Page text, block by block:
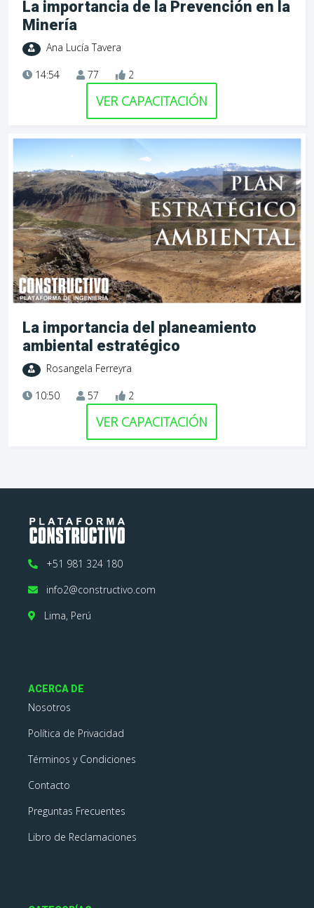
La importancia de la Prevención en la
Minería
Ana Lucía Tavera
14:54 77 2
VER CAPACITACIÓN
La importancia del planeamiento
ambiental estratégico
Rosangela Ferreyra
10:50 57 2
VER CAPACITACIÓN
+51 981 324 180
info2@constructivo.com
Lima, Perú
ACERCA DE
Nosotros
Política de Privacidad
Términos y Condiciones
Contacto
Preguntas Frecuentes
Libro de Reclamaciones